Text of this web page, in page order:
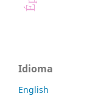
Idioma
English